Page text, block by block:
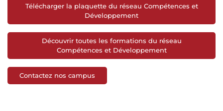
Télécharger la plaquette du réseau Compétences et
Développement
Découvrir toutes les formations du réseau
Compétences et Développement
Contactez nos campus